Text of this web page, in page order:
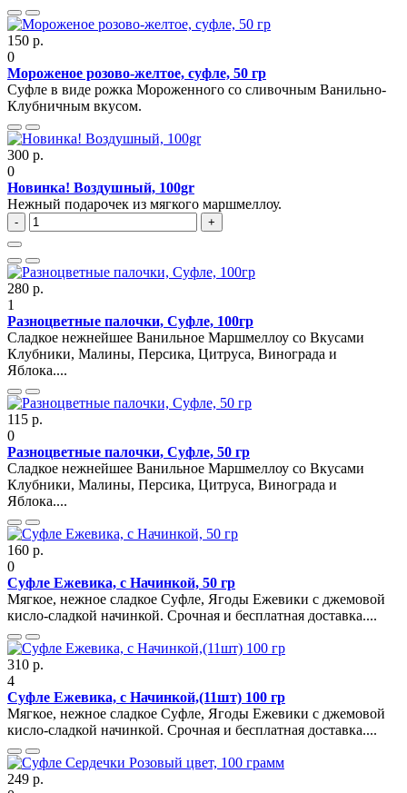
150 р.
0
Мороженое розово-желтое, суфле, 50 гр
Суфле в виде рожка Мороженного со сливочным Ванильно-
Клубничным вкусом.
300 р.
0
Новинка! Воздушный, 100gr
Нежный подарочек из мягкого маршмеллоу.
- +
280 р.
1
Разноцветные палочки, Суфле, 100гр
Сладкое нежнейшее Ванильное Маршмеллоу со Вкусами
Клубники, Малины, Персика, Цитруса, Винограда и
Яблока....
115 р.
0
Разноцветные палочки, Суфле, 50 гр
Сладкое нежнейшее Ванильное Маршмеллоу со Вкусами
Клубники, Малины, Персика, Цитруса, Винограда и
Яблока....
160 р.
0
Суфле Ежевика, с Начинкой, 50 гр
Мягкое, нежное сладкое Суфле, Ягоды Ежевики с джемовой
кисло-сладкой начинкой. Срочная и бесплатная доставка....
310 р.
4
Суфле Ежевика, с Начинкой,(11шт) 100 гр
Мягкое, нежное сладкое Суфле, Ягоды Ежевики с джемовой
кисло-сладкой начинкой. Срочная и бесплатная доставка....
249 р.